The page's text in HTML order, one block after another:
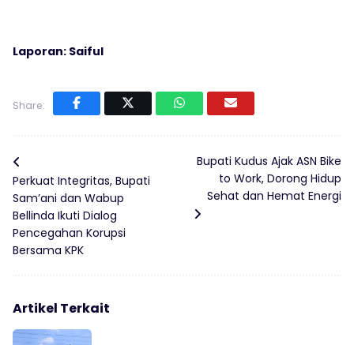
Laporan: Saiful
Share:
Perkuat Integritas, Bupati
Sam’ani dan Wabup
Bellinda Ikuti Dialog
Pencegahan Korupsi
Bersama KPK
Bupati Kudus Ajak ASN Bike
to Work, Dorong Hidup
Sehat dan Hemat Energi
Artikel Terkait